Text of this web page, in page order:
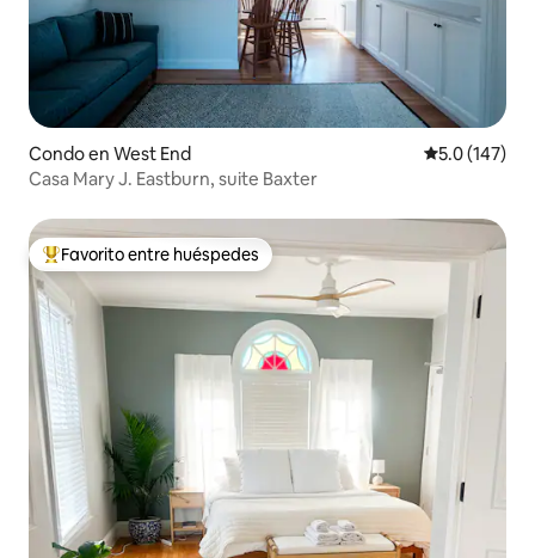
Condo en West End Calificación
5.0 (147)
Casa Mary J. Eastburn, suite Baxter
Favorito entre huéspedes preferido
Favorito entre huéspedes